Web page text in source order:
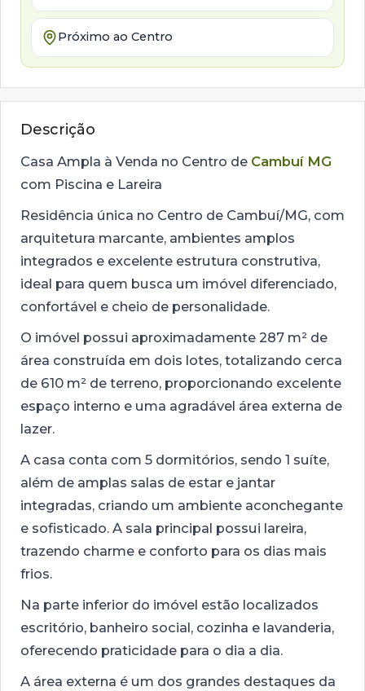
Próximo ao Centro
Descrição
Casa Ampla à Venda no Centro de Cambuí MG
com Piscina e Lareira
Residência única no Centro de Cambuí/MG, com
arquitetura marcante, ambientes amplos
integrados e excelente estrutura construtiva,
ideal para quem busca um imóvel diferenciado,
confortável e cheio de personalidade.
O imóvel possui aproximadamente 287 m² de
área construída em dois lotes, totalizando cerca
de 610 m² de terreno, proporcionando excelente
espaço interno e uma agradável área externa de
lazer.
A casa conta com 5 dormitórios, sendo 1 suíte,
além de amplas salas de estar e jantar
integradas, criando um ambiente aconchegante
e sofisticado. A sala principal possui lareira,
trazendo charme e conforto para os dias mais
frios.
Na parte inferior do imóvel estão localizados
escritório, banheiro social, cozinha e lavanderia,
oferecendo praticidade para o dia a dia.
A área externa é um dos grandes destaques da